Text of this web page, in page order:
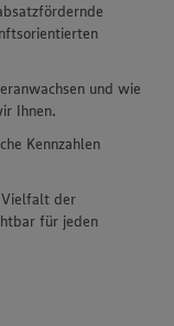
und wie
Ihnen.
Kennzahlen
Vielfalt der
für jeden